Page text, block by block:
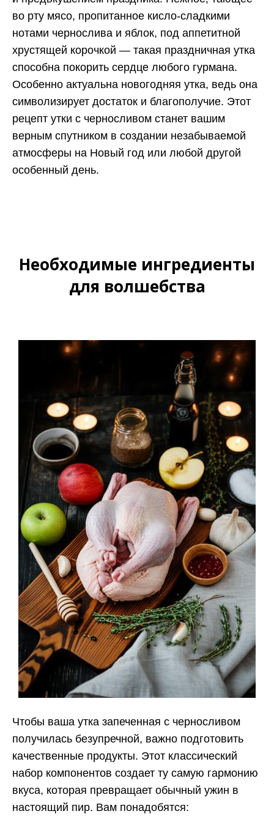
во рту мясо, пропитанное кисло-сладкими
нотами чернослива и яблок, под аппетитной
хрустящей корочкой — такая праздничная утка
способна покорить сердце любого гурмана.
Особенно актуальна новогодняя утка, ведь она
символизирует достаток и благополучие. Этот
рецепт утки с черносливом станет вашим
верным спутником в создании незабываемой
атмосферы на Новый год или любой другой
особенный день.
Необходимые ингредиенты
для волшебства
Чтобы ваша утка запеченная с черносливом
получилась безупречной, важно подготовить
качественные продукты. Этот классический
набор компонентов создает ту самую гармонию
вкуса, которая превращает обычный ужин в
настоящий пир. Вам понадобятся: